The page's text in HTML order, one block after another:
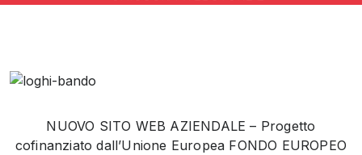
NUOVO SITO WEB AZIENDALE – Progetto
cofinanziato dall’Unione Europea FONDO EUROPEO